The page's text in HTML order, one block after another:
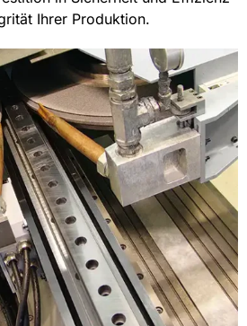
Ihrer Produktion.